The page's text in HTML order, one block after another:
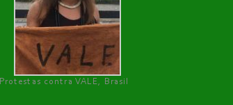
Protestas contra VALE, Brasil